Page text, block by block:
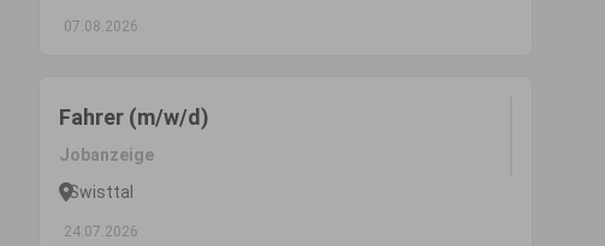
07.08.2026
Fahrer (m/w/d)
Jobanzeige
Swisttal
24.07.2026